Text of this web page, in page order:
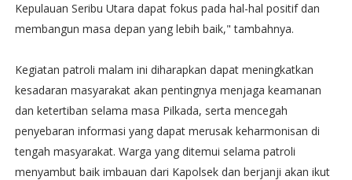
Kepulauan Seribu Utara dapat fokus pada hal-hal positif dan
membangun masa depan yang lebih baik," tambahnya.
Kegiatan patroli malam ini diharapkan dapat meningkatkan
kesadaran masyarakat akan pentingnya menjaga keamanan
dan ketertiban selama masa Pilkada, serta mencegah
penyebaran informasi yang dapat merusak keharmonisan di
tengah masyarakat. Warga yang ditemui selama patroli
menyambut baik imbauan dari Kapolsek dan berjanji akan ikut